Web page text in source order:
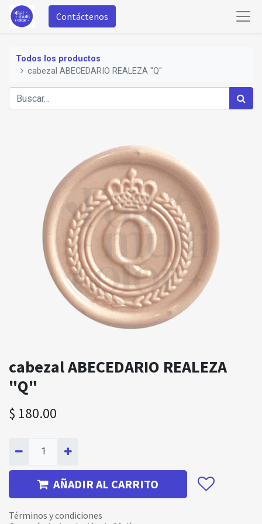
Contáctenos
Todos los productos
cabezal ABECEDARIO REALEZA "Q"
cabezal ABECEDARIO REALEZA
"Q"
$ 180.00
AÑADIR AL CARRITO
Términos y condiciones